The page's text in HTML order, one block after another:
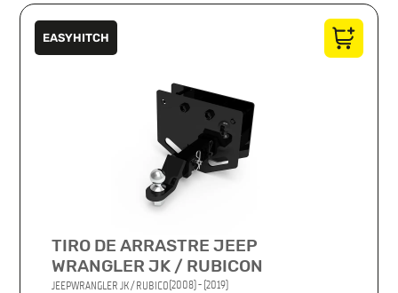
EASYHITCH
TIRO DE ARRASTRE JEEP
WRANGLER JK / RUBICON
JEEPWRANGLER JK / RUBICO(2008) - (2019)